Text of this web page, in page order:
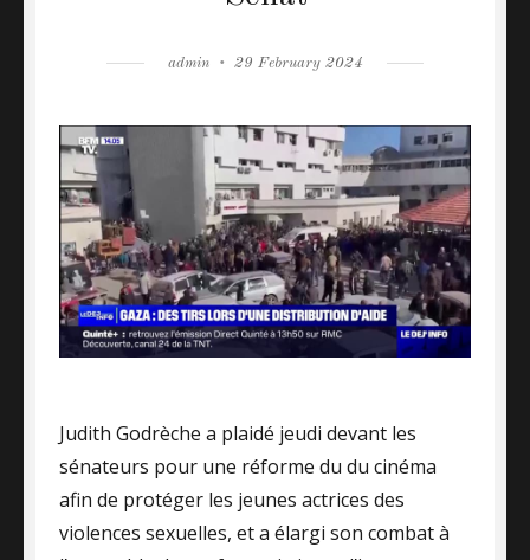
Author
admin
Posted
29 February 2024
Judith Godrèche a plaidé jeudi devant les
sénateurs pour une réforme du du cinéma
afin de protéger les jeunes actrices des
violences sexuelles, et a élargi son combat à